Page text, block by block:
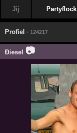
Jij Partyflock
Profiel · 124217
Ðiesel 📷